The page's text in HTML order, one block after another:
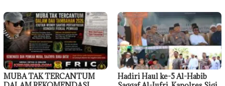
MUBA TAK TERCANTUM
Hadiri Haul ke-5 Al-Habib